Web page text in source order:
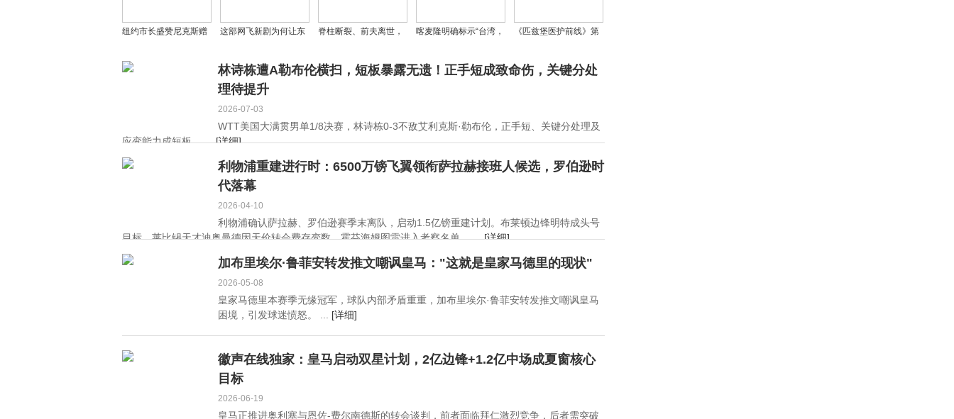
纽约市长盛赞尼克斯赠
场见证NBA总决赛
这部网飞新剧为何让东
脊柱断裂、前夫离世，
启人生新篇章
喀麦隆明确标示“台湾，
再陷尴尬
《匹兹堡医护前线》第
人性深度
林诗栋遭A勒布伦横扫，短板暴露无遗！正手短成致命伤，关键分处
理待提升
2026-07-03
WTT美国大满贯男单1/8决赛，林诗栋0-3不敌艾利克斯·勒布伦，正手短、关键分处理及
应变能力成短板。 ...[详细]
利物浦重建进行时：6500万镑飞翼领衔萨拉赫接班人候选，罗伯逊时
代落幕
2026-04-10
利物浦确认萨拉赫、罗伯逊赛季末离队，启动1.5亿镑重建计划。布莱顿边锋明特成头号
目标，莱比锡天才迪奥曼德因天价转会费存变数，霍芬海姆图雷进入考察名单。 ...[详细]
加布里埃尔·鲁菲安转发推文嘲讽皇马："这就是皇家马德里的现状"
2026-05-08
皇家马德里本赛季无缘冠军，球队内部矛盾重重，加布里埃尔·鲁菲安转发推文嘲讽皇马
困境，引发球迷愤怒。 ... [详细]
徽声在线独家：皇马启动双星计划，2亿边锋+1.2亿中场成夏窗核心
目标
2026-06-19
皇马正推进奥利塞与恩佐-费尔南德斯的转会谈判，前者面临拜仁激烈竞争，后者需突破